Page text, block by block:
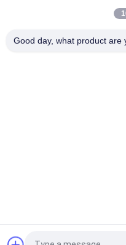
E6 Mesin Pencetak Serat
Good day, what product are